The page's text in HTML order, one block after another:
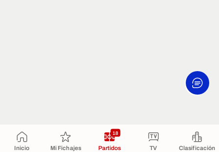
Inicio Mi Fichajes Partidos
18
TV Clasificación